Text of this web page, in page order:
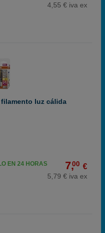
4,55 € iva ex
filamento luz cálida
7,00 €
5,79 € iva ex
EN 24 HORAS